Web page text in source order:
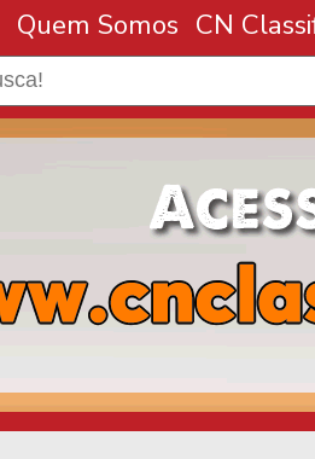
Quem Somos CN